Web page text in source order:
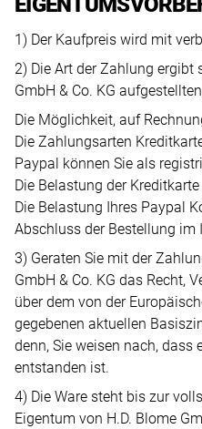
1) Der Kaufpreis wird mit
2) Die Art der Zahlung ergibt
GmbH & Co. KG
Die Möglichkeit, auf
Die Zahlungsarten
Paypal können Sie als
Die Belastung der
Die Belastung Ihres Paypal
Abschluss der Bestellung im
3) Geraten Sie mit der
GmbH & Co. KG das Recht,
über dem von der
gegebenen aktuellen
denn, Sie weisen nach, dass
entstanden ist.
4) Die Ware steht bis zur
Eigentum von H.D. Blome